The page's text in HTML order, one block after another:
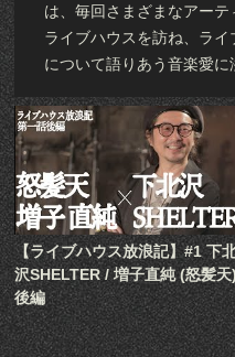
は、毎回さまざまなアー
ライブハウスを訪ね、ラ
について語りあう音楽愛に
【ライブハウス放浪記】#1 下
沢SHELTER / 増子直純 (怒髪天
後編